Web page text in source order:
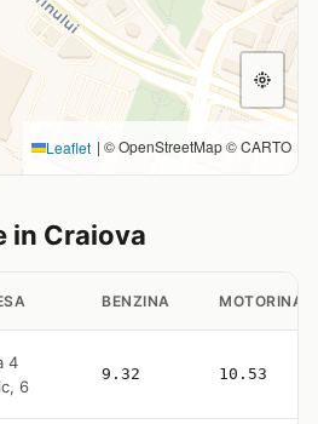
Leaflet | © OpenStreetMap © CARTO
in Craiova
BENZINA MOTORINA
4
6
9.32 10.53